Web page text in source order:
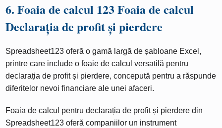
6. Foaia de calcul 123 Foaia de calcul
Declarația de profit și pierdere
Spreadsheet123 oferă o gamă largă de șabloane Excel,
printre care include o foaie de calcul versatilă pentru
declarația de profit și pierdere, concepută pentru a răspunde
diferitelor nevoi financiare ale unei afaceri.
Foaia de calcul pentru declarația de profit și pierdere din
Spreadsheet123 oferă companiilor un instrument